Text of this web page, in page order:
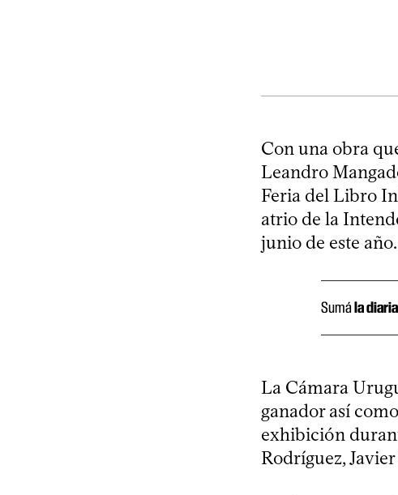
Con una obra
Leandro
Feria del Libro
atrio de la
junio de este año.
Sumála diaria
La Cámara
ganador así
exhibición
Rodríguez,